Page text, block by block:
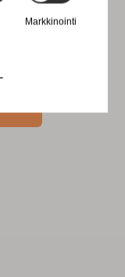
Markkinointi